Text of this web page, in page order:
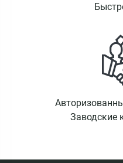
Заводские